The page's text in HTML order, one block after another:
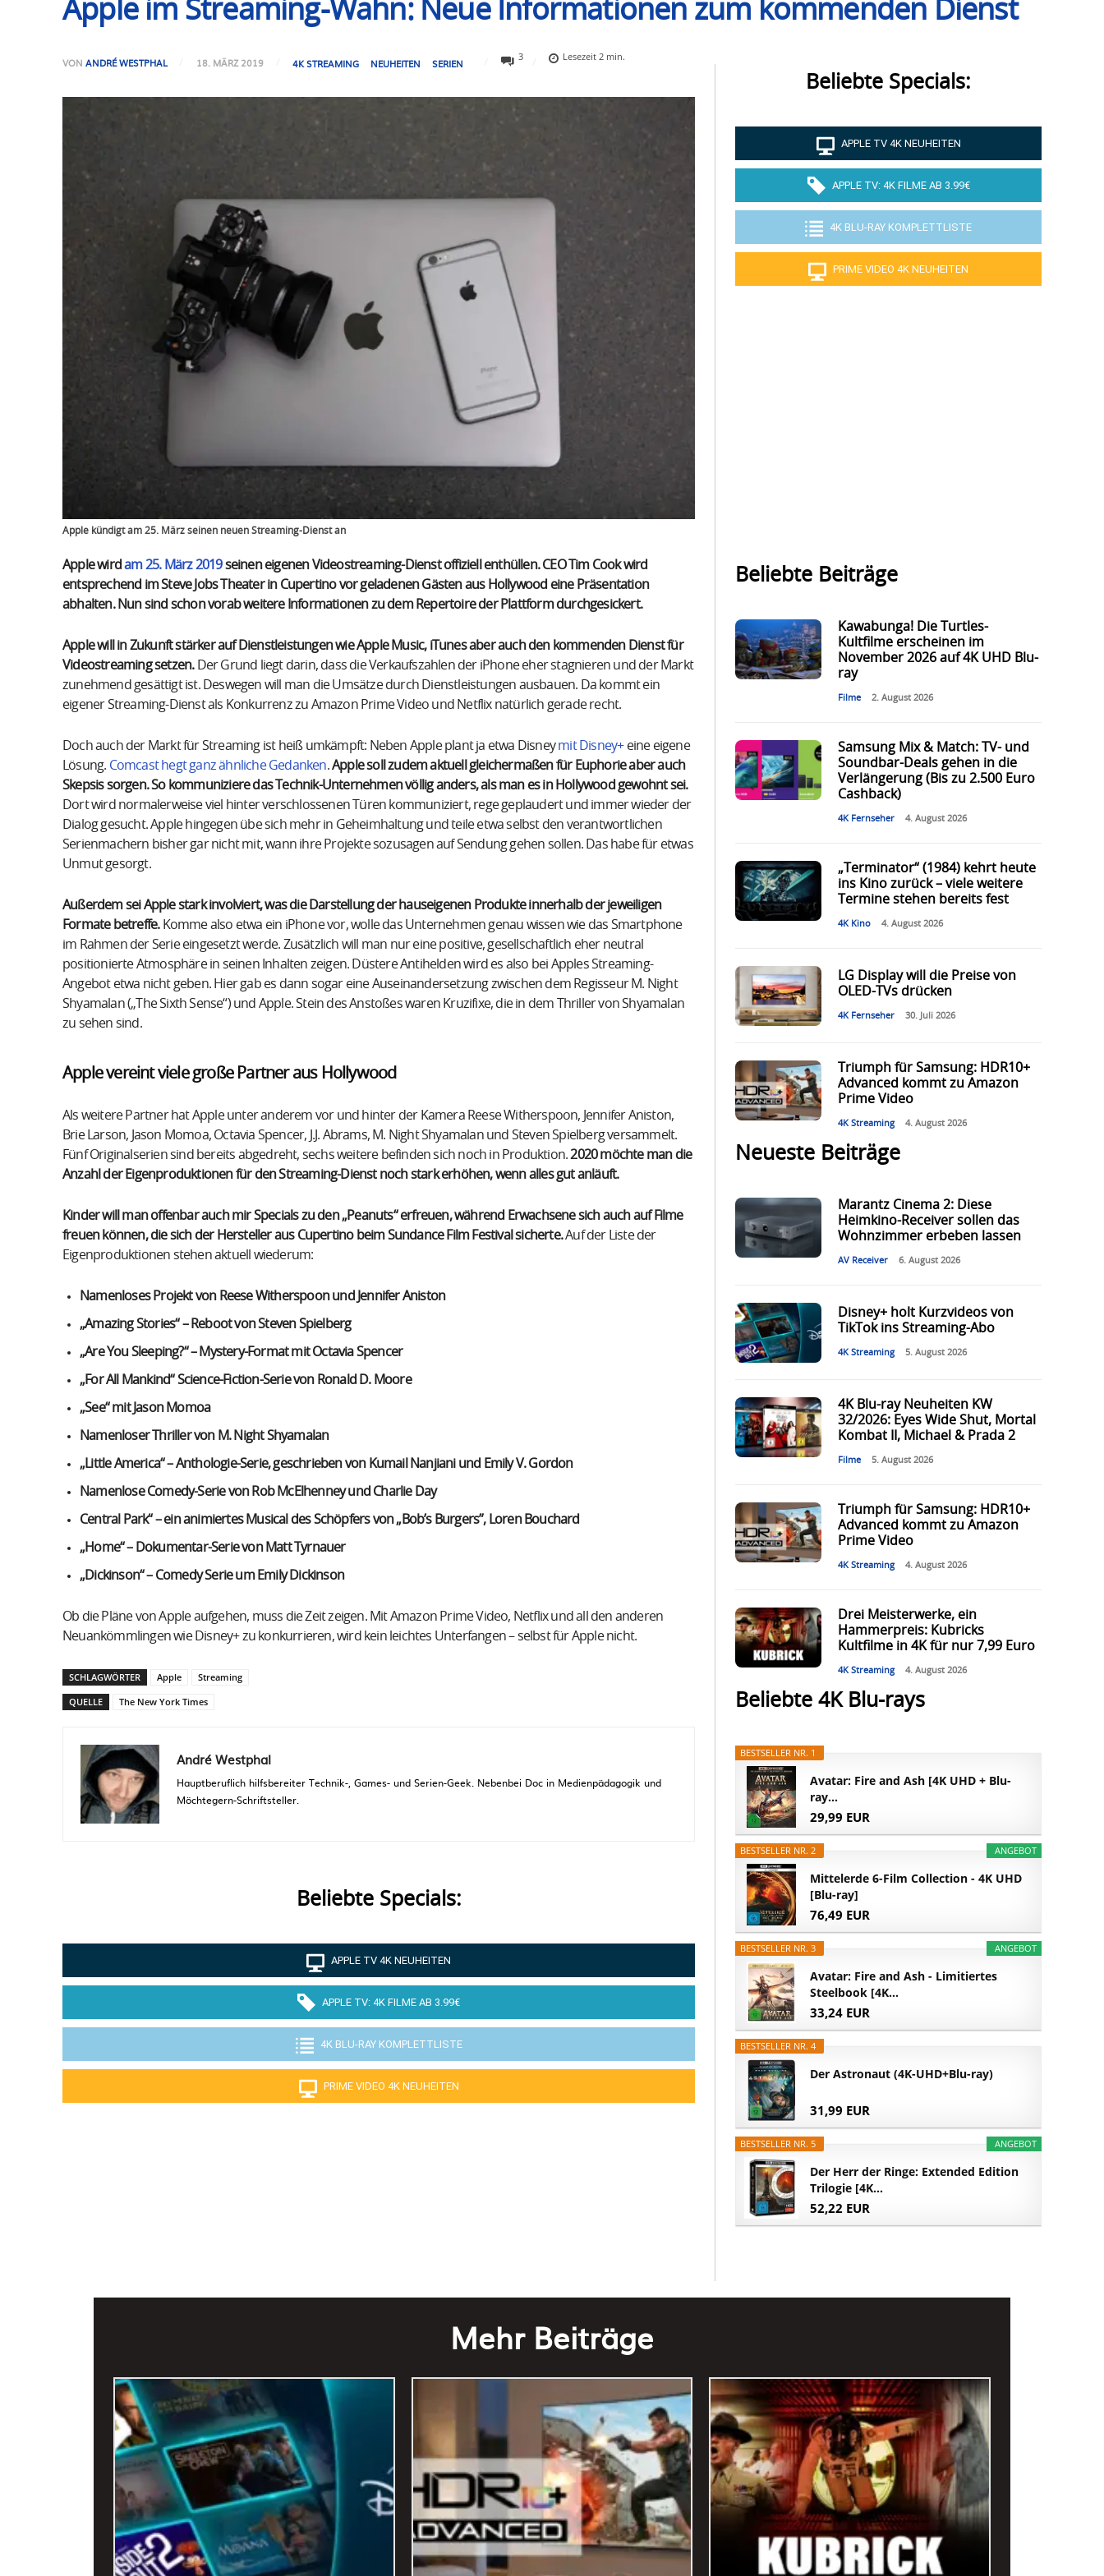
Apple im Streaming-Wahn: Neue Informationen zum kommenden Dienst
VON ANDRÉ WESTPHAL 18. MÄRZ 2019 4K STREAMING NEUHEITEN SERIEN
3 Lesezeit2 min.
Apple kündigt am 25. März seinen neuen Streaming-Dienst an
Apple wirdam 25. März 2019seinen eigenen Videostreaming-Dienst offiziell enthüllen. CEO Tim Cook wird
entsprechend im Steve Jobs Theater in Cupertino vor geladenen Gästen aus Hollywood eine Präsentation
abhalten. Nun sind schon vorab weitere Informationen zu dem Repertoire der Plattform durchgesickert.
Apple will in Zukunft stärker auf Dienstleistungen wie Apple Music, iTunes aber auch den kommenden Dienst für
Videostreaming setzen.Der Grund liegt darin, dass die Verkaufszahlen der iPhone eher stagnieren und der Markt
zunehmend gesättigt ist. Deswegen will man die Umsätze durch Dienstleistungen ausbauen. Da kommt ein
eigener Streaming-Dienst als Konkurrenz zu Amazon Prime Video und Netflix natürlich gerade recht.
Doch auch der Markt für Streaming ist heiß umkämpft: Neben Apple plant ja etwa Disneymit Disney+eine eigene
Lösung. Comcast hegt ganz ähnliche Gedanken.Apple soll zudem aktuell gleichermaßen für Euphorie aber auch
Skepsis sorgen. So kommuniziere das Technik-Unternehmen völlig anders, als man es in Hollywood gewohnt sei.
Dort wird normalerweise viel hinter verschlossenen Türen kommuniziert, rege geplaudert und immer wieder der
Dialog gesucht. Apple hingegen übe sich mehr in Geheimhaltung und teile etwa selbst den verantwortlichen
Serienmachern bisher gar nicht mit, wann ihre Projekte sozusagen auf Sendung gehen sollen. Das habe für etwas
Unmut gesorgt.
Außerdem sei Apple stark involviert, was die Darstellung der hauseigenen Produkte innerhalb der jeweiligen
Formate betreffe.Komme also etwa ein iPhone vor, wolle das Unternehmen genau wissen wie das Smartphone
im Rahmen der Serie eingesetzt werde. Zusätzlich will man nur eine positive, gesellschaftlich eher neutral
positionierte Atmosphäre in seinen Inhalten zeigen. Düstere Antihelden wird es also bei Apples Streaming-
Angebot etwa nicht geben. Hier gab es dann sogar eine Auseinandersetzung zwischen dem Regisseur M. Night
Shyamalan („The Sixth Sense“) und Apple. Stein des Anstoßes waren Kruzifixe, die in dem Thriller von Shyamalan
zu sehen sind.
Apple vereint viele große Partner aus Hollywood
Als weitere Partner hat Apple unter anderem vor und hinter der Kamera Reese Witherspoon, Jennifer Aniston,
Brie Larson, Jason Momoa, Octavia Spencer, J.J. Abrams, M. Night Shyamalan und Steven Spielberg versammelt.
Fünf Originalserien sind bereits abgedreht, sechs weitere befinden sich noch in Produktion. 2020 möchte man die
Anzahl der Eigenproduktionen für den Streaming-Dienst noch stark erhöhen, wenn alles gut anläuft.
Kinder will man offenbar auch mir Specials zu den „Peanuts“ erfreuen, während Erwachsene sich auch auf Filme
freuen können, die sich der Hersteller aus Cupertino beim Sundance Film Festival sicherte.Auf der Liste der
Eigenproduktionen stehen aktuell wiederum:
Namenloses Projekt von Reese Witherspoon und Jennifer Aniston
„Amazing Stories“ – Reboot von Steven Spielberg
„Are You Sleeping?“ – Mystery-Format mit Octavia Spencer
„For All Mankind“ Science-Fiction-Serie von Ronald D. Moore
„See“ mit Jason Momoa
Namenloser Thriller von M. Night Shyamalan
„Little America“ – Anthologie-Serie, geschrieben von Kumail Nanjiani und Emily V. Gordon
Namenlose Comedy-Serie von Rob McElhenney und Charlie Day
Central Park“ – ein animiertes Musical des Schöpfers von „Bob’s Burgers”, Loren Bouchard
„Home“ – Dokumentar-Serie von Matt Tyrnauer
„Dickinson“ – Comedy Serie um Emily Dickinson
Ob die Pläne von Apple aufgehen, muss die Zeit zeigen. Mit Amazon Prime Video, Netflix und all den anderen
Neuankömmlingen wie Disney+ zu konkurrieren, wird kein leichtes Unterfangen – selbst für Apple nicht.
SCHLAGWÖRTER Apple
Streaming
QUELLE
The New York Times
André Westphal
Hauptberuflich hilfsbereiter Technik-, Games- und Serien-Geek. Nebenbei Doc in Medienpädagogik und
Möchtegern-Schriftsteller.
Beliebte Specials:
APPLE TV 4K NEUHEITEN
APPLE TV: 4K FILME AB 3.99€
4K BLU-RAY KOMPLETTLISTE
PRIME VIDEO 4K NEUHEITEN
Beliebte Specials:
APPLE TV 4K NEUHEITEN
APPLE TV: 4K FILME AB 3.99€
4K BLU-RAY KOMPLETTLISTE
PRIME VIDEO 4K NEUHEITEN
Beliebte Beiträge
Kawabunga! Die Turtles-
Kultfilme erscheinen im
November 2026 auf 4K UHD Blu-
ray
Filme 2. August 2026
Samsung Mix & Match: TV- und
Soundbar-Deals gehen in die
Verlängerung (Bis zu 2.500 Euro
Cashback)
4K Fernseher 4. August 2026
„Terminator“ (1984) kehrt heute
ins Kino zurück – viele weitere
Termine stehen bereits fest
4K Kino 4. August 2026
LG Display will die Preise von
OLED-TVs drücken
4K Fernseher 30. Juli 2026
Triumph für Samsung: HDR10+
Advanced kommt zu Amazon
Prime Video
4K Streaming 4. August 2026
Neueste Beiträge
Marantz Cinema 2: Diese
Heimkino-Receiver sollen das
Wohnzimmer erbeben lassen
AV Receiver 6. August 2026
Disney+ holt Kurzvideos von
TikTok ins Streaming-Abo
4K Streaming 5. August 2026
4K Blu-ray Neuheiten KW
32/2026: Eyes Wide Shut, Mortal
Kombat II, Michael & Prada 2
Filme 5. August 2026
Triumph für Samsung: HDR10+
Advanced kommt zu Amazon
Prime Video
4K Streaming 4. August 2026
Drei Meisterwerke, ein
Hammerpreis: Kubricks
Kultfilme in 4K für nur 7,99 Euro
4K Streaming 4. August 2026
Beliebte 4K Blu-rays
BESTSELLER NR. 1
Avatar: Fire and Ash [4K UHD + Blu-
ray...
29,99 EUR
ANGEBOT
BESTSELLER NR. 2
Mittelerde 6-Film Collection - 4K UHD
[Blu-ray]
76,49 EUR
ANGEBOT
BESTSELLER NR. 3
Avatar: Fire and Ash - Limitiertes
Steelbook [4K...
33,24 EUR
BESTSELLER NR. 4
Der Astronaut (4K-UHD+Blu-ray)
31,99 EUR
ANGEBOT
BESTSELLER NR. 5
Der Herr der Ringe: Extended Edition
Trilogie [4K...
52,22 EUR
Mehr Beiträge